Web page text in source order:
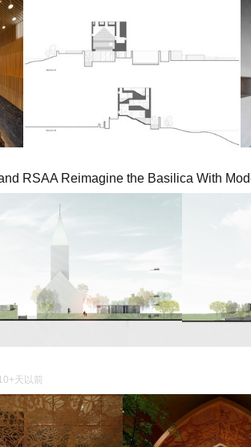
RSAA Reimagine the Basilica With
天以前